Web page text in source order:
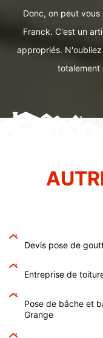
Donc, on peut
Franck. C'est un
appropriés.
totalement
Devis pose de
Entreprise de
Pose de bâche et
Grange